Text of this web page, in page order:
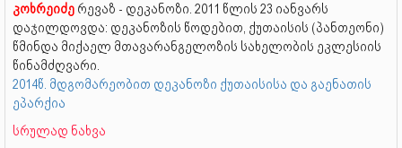
კოხრეიძე რევაზ - დეკანოზი. 2011 წლის 23 იანვარს
დაჯილდოვდა: დეკანოზის წოდებით, ქუთაისის (პანთეონი)
წმინდა მიქაელ მთავარანგელოზის სახელობის ეკლესიის
წინამძღვარი.
2014წ. მდგომარეობით დეკანოზი ქუთაისისა და გაენათის
ეპარქია
სრულად ნახვა